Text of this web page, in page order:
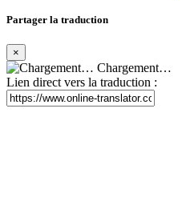
Partager la traduction
×
Chargement…
Lien direct vers la traduction :